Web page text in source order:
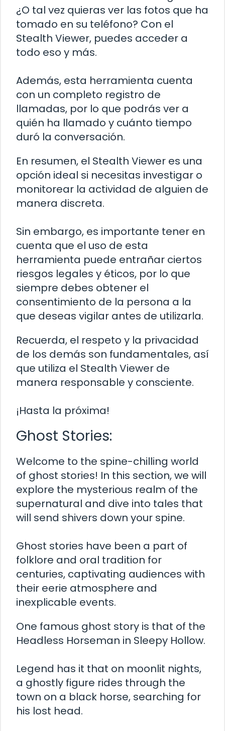
¿O tal vez quieras ver las fotos que ha
tomado en su teléfono? Con el
Stealth Viewer, puedes acceder a
todo eso y más.
Además, esta herramienta cuenta
con un completo registro de
llamadas, por lo que podrás ver a
quién ha llamado y cuánto tiempo
duró la conversación.
En resumen, el Stealth Viewer es una
opción ideal si necesitas investigar o
monitorear la actividad de alguien de
manera discreta.
Sin embargo, es importante tener en
cuenta que el uso de esta
herramienta puede entrañar ciertos
riesgos legales y éticos, por lo que
siempre debes obtener el
consentimiento de la persona a la
que deseas vigilar antes de utilizarla.
Recuerda, el respeto y la privacidad
de los demás son fundamentales, así
que utiliza el Stealth Viewer de
manera responsable y consciente.
¡Hasta la próxima!
Ghost Stories:
Welcome to the spine-chilling world
of ghost stories! In this section, we will
explore the mysterious realm of the
supernatural and dive into tales that
will send shivers down your spine.
Ghost stories have been a part of
folklore and oral tradition for
centuries, captivating audiences with
their eerie atmosphere and
inexplicable events.
One famous ghost story is that of the
Headless Horseman in Sleepy Hollow.
Legend has it that on moonlit nights,
a ghostly figure rides through the
town on a black horse, searching for
his lost head.